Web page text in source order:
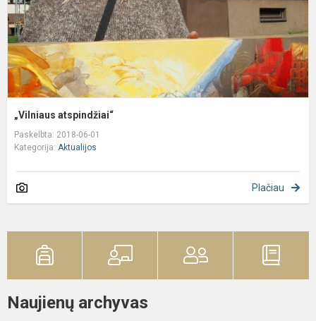
„Vilniaus atspindžiai“
Paskelbta: 2018-06-01
Kategorija: Aktualijos
Plačiau
Naujienų archyvas